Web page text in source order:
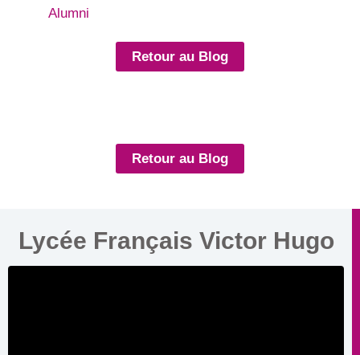
Alumni
Retour au Blog
Retour au Blog
Lycée Français Victor Hugo